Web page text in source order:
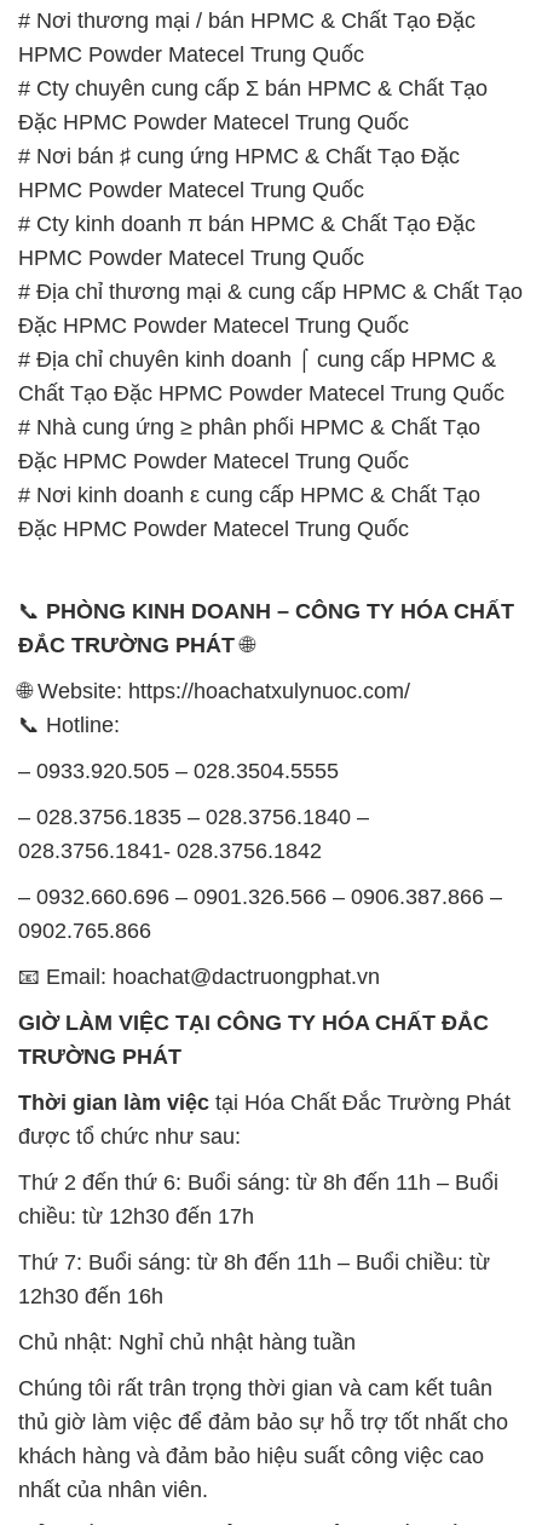
# Nơi thương mại / bán HPMC & Chất Tạo Đặc
HPMC Powder Matecel Trung Quốc
# Cty chuyên cung cấp Σ bán HPMC & Chất Tạo
Đặc HPMC Powder Matecel Trung Quốc
# Nơi bán ♯ cung ứng HPMC & Chất Tạo Đặc
HPMC Powder Matecel Trung Quốc
# Cty kinh doanh π bán HPMC & Chất Tạo Đặc
HPMC Powder Matecel Trung Quốc
# Địa chỉ thương mại & cung cấp HPMC & Chất Tạo
Đặc HPMC Powder Matecel Trung Quốc
# Địa chỉ chuyên kinh doanh ⌠ cung cấp HPMC &
Chất Tạo Đặc HPMC Powder Matecel Trung Quốc
# Nhà cung ứng ≥ phân phối HPMC & Chất Tạo
Đặc HPMC Powder Matecel Trung Quốc
# Nơi kinh doanh ε cung cấp HPMC & Chất Tạo
Đặc HPMC Powder Matecel Trung Quốc
📞 PHÒNG KINH DOANH – CÔNG TY HÓA CHẤT
ĐẮC TRƯỜNG PHÁT🌐
🌐 Website: https://hoachatxulynuoc.com/
📞 Hotline:
– 0933.920.505 – 028.3504.5555
– 028.3756.1835 – 028.3756.1840 –
028.3756.1841- 028.3756.1842
– 0932.660.696 – 0901.326.566 – 0906.387.866 –
0902.765.866
📧 Email: hoachat@dactruongphat.vn
GIỜ LÀM VIỆC TẠI CÔNG TY HÓA CHẤT ĐẮC
TRƯỜNG PHÁT
Thời gian làm việc tại Hóa Chất Đắc Trường Phát
được tổ chức như sau:
Thứ 2 đến thứ 6: Buổi sáng: từ 8h đến 11h – Buổi
chiều: từ 12h30 đến 17h
Thứ 7: Buổi sáng: từ 8h đến 11h – Buổi chiều: từ
12h30 đến 16h
Chủ nhật: Nghỉ chủ nhật hàng tuần
Chúng tôi rất trân trọng thời gian và cam kết tuân
thủ giờ làm việc để đảm bảo sự hỗ trợ tốt nhất cho
khách hàng và đảm bảo hiệu suất công việc cao
nhất của nhân viên.